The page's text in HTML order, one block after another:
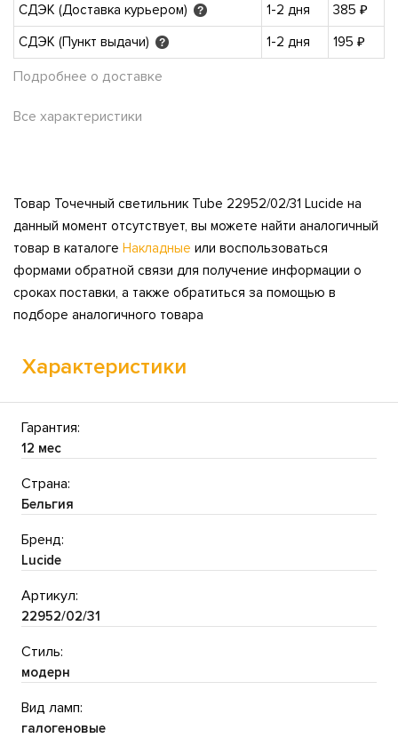
СДЭК (Доставка курьером)
? 1-2 дня
385 ₽
СДЭК (Пункт выдачи)
? 1-2 дня 195 ₽
Подробнее о доставке
Все характеристики
Товар Точечный светильник Tube 22952/02/31 Lucide на
данный момент отсутствует, вы можете найти аналогичный
товар в каталоге Накладные или воспользоваться
формами обратной связи для получение информации о
сроках поставки, а также обратиться за помощью в
подборе аналогичного товара
Характеристики
Гарантия:
12 мес
Страна:
Бельгия
Бренд:
Lucide
Артикул:
22952/02/31
Стиль:
модерн
Вид ламп:
галогеновые